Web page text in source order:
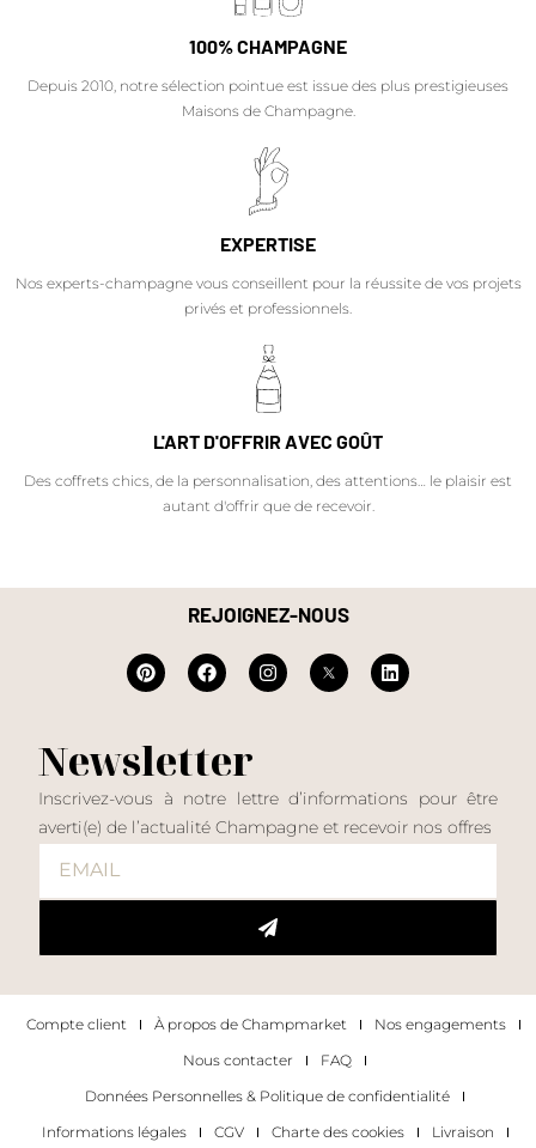
100% CHAMPAGNE
Depuis 2010, notre sélection pointue est issue des plus prestigieuses
Maisons de Champagne.
EXPERTISE
Nos experts-champagne vous conseillent pour la réussite de vos projets
privés et professionnels.
L'ART D'OFFRIR AVEC GOÛT
Des coffrets chics, de la personnalisation, des attentions… le plaisir est
autant d'offrir que de recevoir.
REJOIGNEZ-NOUS
Newsletter
Inscrivez-vous à notre lettre d’informations pour être
averti(e) de l’actualité Champagne et recevoir nos offres
Compte client À propos de Champmarket
Nos engagements
Nous contacter
FAQ
Données Personnelles & Politique de confidentialité
Informations légales
CGV Charte des cookies Livraison